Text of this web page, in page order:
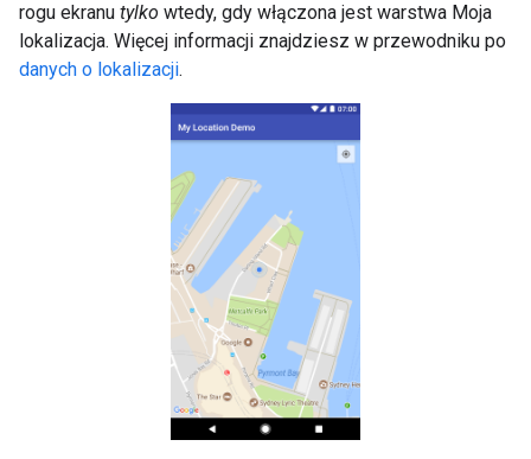
rogu ekranu tylko wtedy, gdy włączona jest warstwa Moja
lokalizacja. Więcej informacji znajdziesz w przewodniku po
danych o lokalizacji.